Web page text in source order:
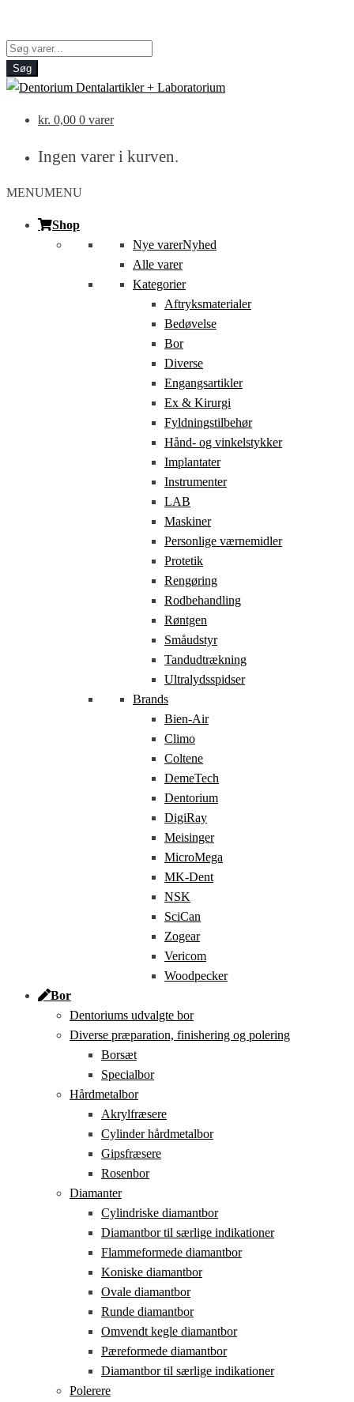
Products
search
Søg
kr. 0,00 0 varer
Ingen varer i kurven.
MENUMENU
Shop
Nye varerNyhed
Alle varer
Kategorier
Aftryksmaterialer
Bedøvelse
Bor
Diverse
Engangsartikler
Ex & Kirurgi
Fyldningstilbehør
Hånd- og vinkelstykker
Implantater
Instrumenter
LAB
Maskiner
Personlige værnemidler
Protetik
Rengøring
Rodbehandling
Røntgen
Småudstyr
Tandudtrækning
Ultralydsspidser
Brands
Bien-Air
Climo
Coltene
DemeTech
Dentorium
DigiRay
Meisinger
MicroMega
MK-Dent
NSK
SciCan
Zogear
Vericom
Woodpecker
Bor
Dentoriums udvalgte bor
Diverse præparation, finishering og polering
Borsæt
Specialbor
Hårdmetalbor
Akrylfræsere
Cylinder hårdmetalbor
Gipsfræsere
Rosenbor
Diamanter
Cylindriske diamantbor
Diamantbor til særlige indikationer
Flammeformede diamantbor
Koniske diamantbor
Ovale diamantbor
Runde diamantbor
Omvendt kegle diamantbor
Pæreformede diamantbor
Diamantbor til særlige indikationer
Polerere